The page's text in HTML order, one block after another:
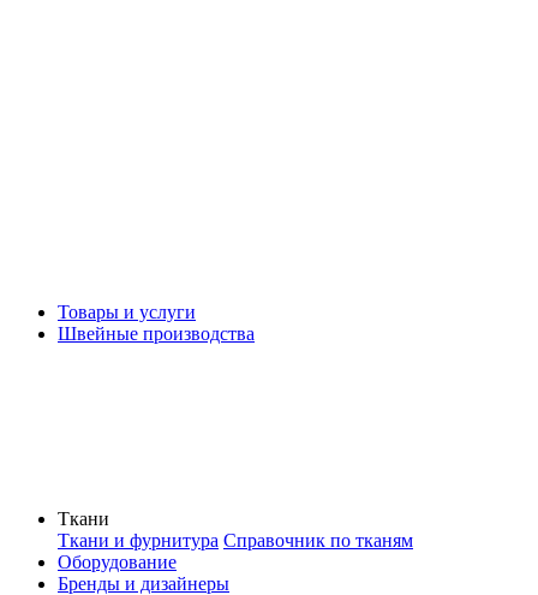
Товары и услуги
Швейные производства
Ткани
Ткани и фурнитура Справочник по тканям
Оборудование
Бренды и дизайнеры